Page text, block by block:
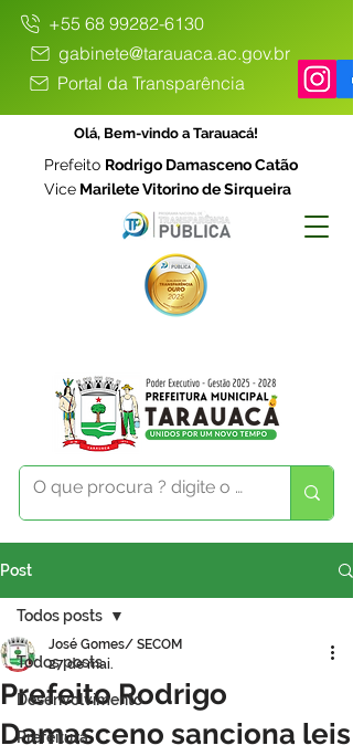
+55 68 99282-6130
gabinete@tarauaca.ac.gov.br
Portal da Transparência
Olá, Bem-vindo a Tarauacá!
Prefeito Rodrigo Damasceno Catão
Vice Marilete Vitorino de Sirqueira
Post
Todos posts
Desenvolvimento
Prefeitura
Todos posts
Prefeito Rodrigo
Damasceno sanciona leis
José Gomes/ SECOM
27 de mai.